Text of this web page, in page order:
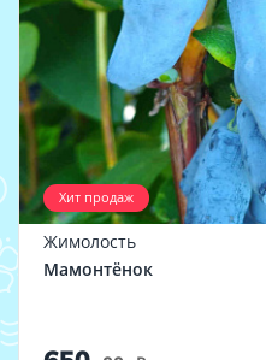
Хит продаж
Жимолость
Мамонтёнок